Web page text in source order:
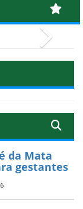
da Mata
gestantes